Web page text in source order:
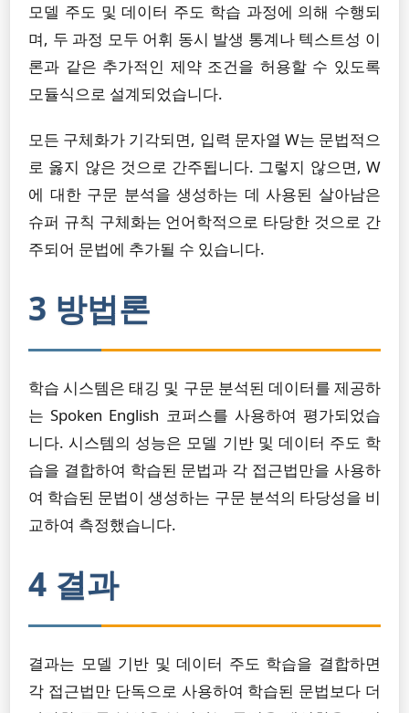
모델 주도 및 데이터 주도 학습 과정에 의해 수행되
며, 두 과정 모두 어휘 동시 발생 통계나 텍스트성 이
론과 같은 추가적인 제약 조건을 허용할 수 있도록
모듈식으로 설계되었습니다.
모든 구체화가 기각되면, 입력 문자열 W는 문법적으
로 옳지 않은 것으로 간주됩니다. 그렇지 않으면, W
에 대한 구문 분석을 생성하는 데 사용된 살아남은
슈퍼 규칙 구체화는 언어학적으로 타당한 것으로 간
주되어 문법에 추가될 수 있습니다.
3 방법론
학습 시스템은 태깅 및 구문 분석된 데이터를 제공하
는 Spoken English 코퍼스를 사용하여 평가되었습
니다. 시스템의 성능은 모델 기반 및 데이터 주도 학
습을 결합하여 학습된 문법과 각 접근법만을 사용하
여 학습된 문법이 생성하는 구문 분석의 타당성을 비
교하여 측정했습니다.
4 결과
결과는 모델 기반 및 데이터 주도 학습을 결합하면
각 접근법만 단독으로 사용하여 학습된 문법보다 더